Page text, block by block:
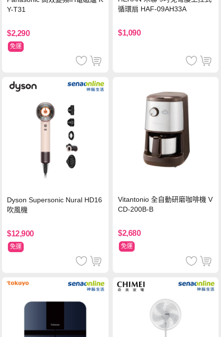
Y-T31
$2,290
免運
循環扇 HAF-09AH33A
$1,090
Dyson Supersonic Nural HD16
吹風機
$12,900
免運
Vitantonio 全自動研磨咖啡機 V
CD-200B-B
$2,680
免運